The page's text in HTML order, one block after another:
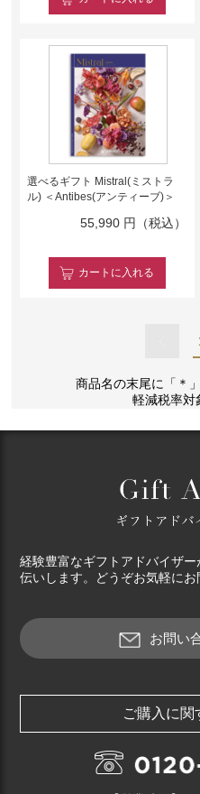
選べるギフト Mistral(ミストラ
ル) ＜Antibes(アンティーブ)＞
55,990 円（税込）
カート に入れる
商品名の末尾に「＊
軽減税率対
経験豊富なギフトアドバイザ
伝いします。どうぞお気軽にお
お問い
ご購入に関